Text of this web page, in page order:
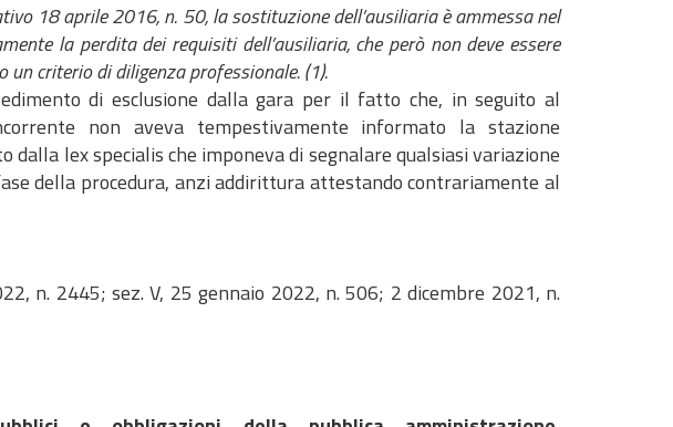
18 aprile 2016, n. 50, la sostituzione dell’ausiliaria è ammessa nel
la perdita dei requisiti dell’ausiliaria, che però non deve essere
criterio di diligenza professionale. (1).
di esclusione dalla gara per il fatto che, in seguito al
non aveva tempestivamente informato la stazione
lex specialis che imponeva di segnalare qualsiasi variazione
della procedura, anzi addirittura attestando contrariamente al
n. 2445; sez. V, 25 gennaio 2022, n. 506; 2 dicembre 2021, n.